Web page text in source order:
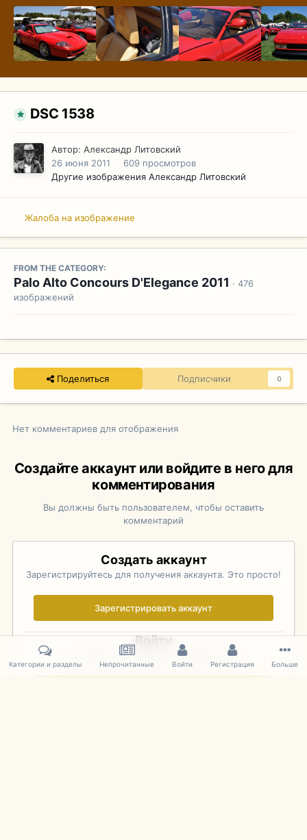
DSC 1538
Автор: Александр Литовский
26 июня 2011
609 просмотров
Другие изображения Александр Литовский
Жалоба на изображение
FROM THE CATEGORY:
Palo Alto Concours D'Elegance 2011 · 476
изображений
Поделиться Подписчики 0
Нет комментариев для отображения
Создайте аккаунт или войдите в него для
комментирования
Вы должны быть пользователем, чтобы оставить
комментарий
Создать аккаунт
Зарегистрируйтесь для получения аккаунта. Это просто!
Зарегистрировать аккаунт
Войти
Уже зарегистрированы? Войдите здесь.
Категории и разделы Непрочитанные Войти Регистрация Больше